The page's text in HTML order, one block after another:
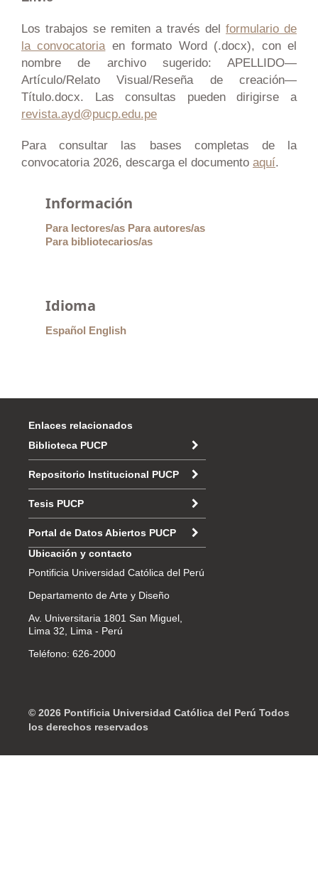
Los trabajos se remiten a través delformulario de
la convocatoriaen formato Word (.docx), con el
nombre de archivo sugerido: APELLIDO—
Artículo/Relato Visual/Reseña de creación—
Título.docx. Las consultas pueden dirigirse a
revista.ayd@pucp.edu.pe
Para consultar las bases completas de la
convocatoria 2026, descarga el documento aquí.
Información
Para lectores/as Para autores/as
Para bibliotecarios/as
Idioma
Español English
Enlaces relacionados
Biblioteca PUCP
Repositorio Institucional PUCP
Tesis PUCP
Portal de Datos Abiertos PUCP
Ubicación y contacto
Pontificia Universidad Católica del Perú
Departamento de Arte y Diseño
Av. Universitaria 1801 San Miguel,
Lima 32, Lima - Perú
Teléfono: 626-2000
© 2026 Pontificia Universidad Católica del Perú Todos
los derechos reservados